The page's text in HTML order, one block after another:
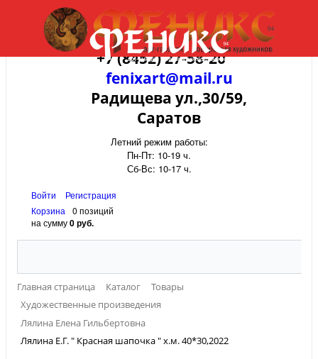
+7 (8452) 27-58-20
fenixart@mail.ru
Радищева ул.,30/59,
Саратов
Летний режим работы:
Пн-Пт: 10-19 ч.
Сб-Вс: 10-17 ч.
Войти
Регистрация
Корзина
0 позиций
на сумму0 руб.
Главная страница Каталог
Товары
Художественные произведения
Лялина Елена Гильбертовна
Лялина Е.Г. " Красная шапочка " х.м. 40*30,2022